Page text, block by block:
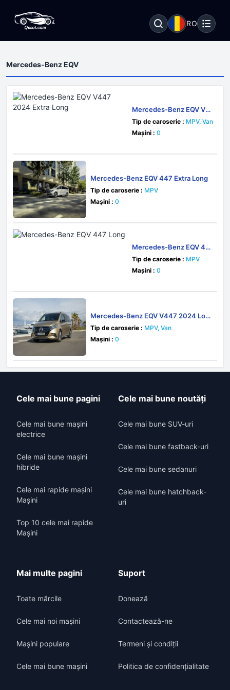
RO
Mercedes-Benz EQV
Mercedes-Benz EQV V4
47 2024 Extra Long
Tip de caroserie : MPV, Van
Mașini : 0
Mercedes-Benz EQV 447 Extra Long
Tip de caroserie : MPV
Mașini : 0
Mercedes-Benz EQV 44
7 Long
Tip de caroserie : MPV
Mașini : 0
Mercedes-Benz EQV V447 2024 Lon
g
Tip de caroserie : MPV, Van
Mașini : 0
Cele mai bune pagini
Cele mai bune mașini
electrice
Cele mai bune mașini
hibride
Cele mai rapide mașini
Mașini
Top 10 cele mai rapide
Mașini
Cele mai bune noutăți
Cele mai bune SUV-uri
Cele mai bune fastback-uri
Cele mai bune sedanuri
Cele mai bune hatchback-
uri
Mai multe pagini
Toate mărcile
Cele mai noi mașini
Mașini populare
Cele mai bune mașini
Suport
Donează
Contactează-ne
Termeni și condiții
Politica de confidențialitate